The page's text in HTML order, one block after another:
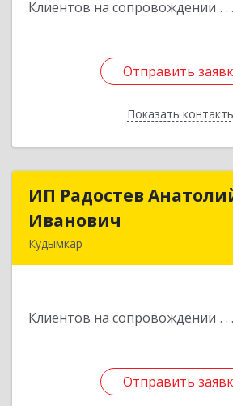
Клиентов на сопровождении
Отправить
Показать
Отправить
Назад
ИП Радостев
Иванович
Кудымкар
Клиентов на сопровождении
Отправить
ИП
Отправить